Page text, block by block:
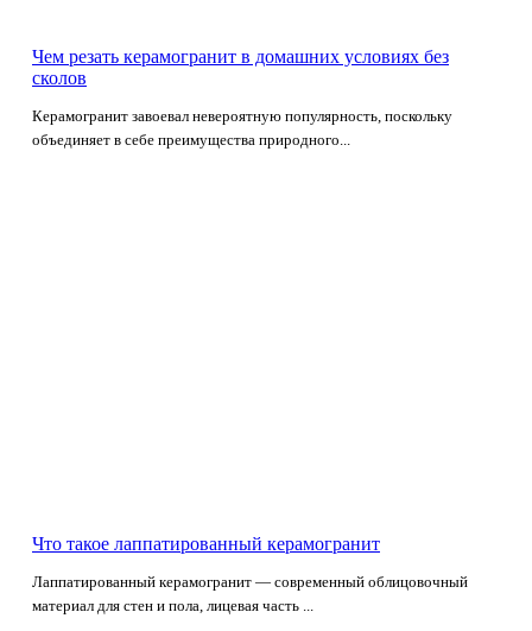
Чем резать керамогранит в домашних условиях без
сколов
Керамогранит завоевал невероятную популярность, поскольку
объединяет в себе преимущества природного...
Что такое лаппатированный керамогранит
Лаппатированный керамогранит — современный облицовочный
материал для стен и пола, лицевая часть ...